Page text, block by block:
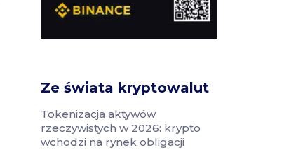
Ze świata kryptowalut
Tokenizacja aktywów
rzeczywistych w 2026: krypto
wchodzi na rynek obligacji